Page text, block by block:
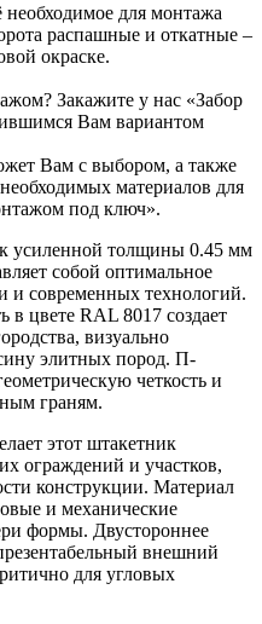
для монтажа
распашные и откатные –
окраске.
Закажите у нас «Забор
Вам вариантом
Вам с выбором, а также
материалов для
под ключ».
усиленной толщины 0.45 мм
собой оптимальное
и современных технологий.
в цвете RAL 8017 создает
визуально
элитных пород. П-
четкость и
граням.
этот штакетник
ограждений и участков,
конструкции. Материал
и механические
формы. Двустороннее
внешний
для угловых